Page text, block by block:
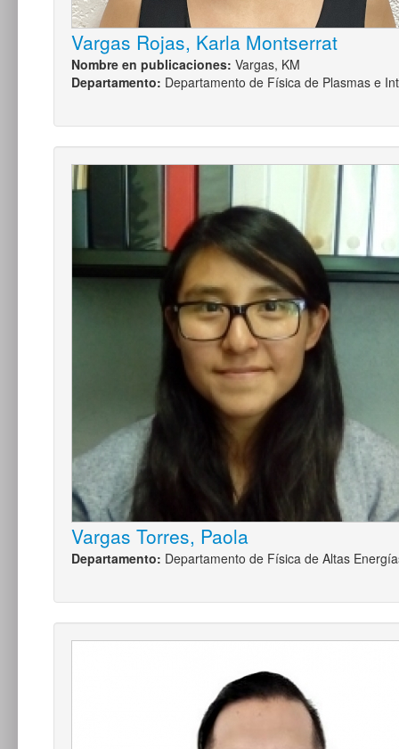
Vargas Rojas, Karla Montserrat
Nombre en publicaciones: Vargas, KM
Departamento: Departamento de Física de Plasmas e
Vargas Torres, Paola
Departamento: Departamento de Física de Altas